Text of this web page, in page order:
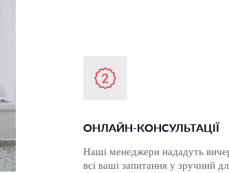
ОНЛАЙН-КОНСУЛЬТАЦІЇ
Наші менеджери нададуть
всі ваші запитання у зручний